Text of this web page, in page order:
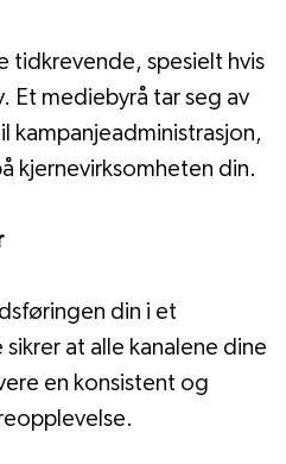
tidkrevende, spesielt hvis
Et mediebyrå tar seg av
kampanjeadministrasjon,
kjernevirksomheten din.
din i et
at alle kanalene dine
en konsistent og